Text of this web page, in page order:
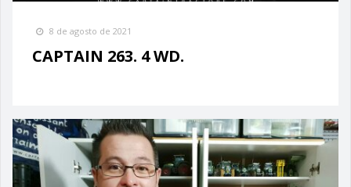
8 de agosto de 2021
CAPTAIN 263. 4 WD.